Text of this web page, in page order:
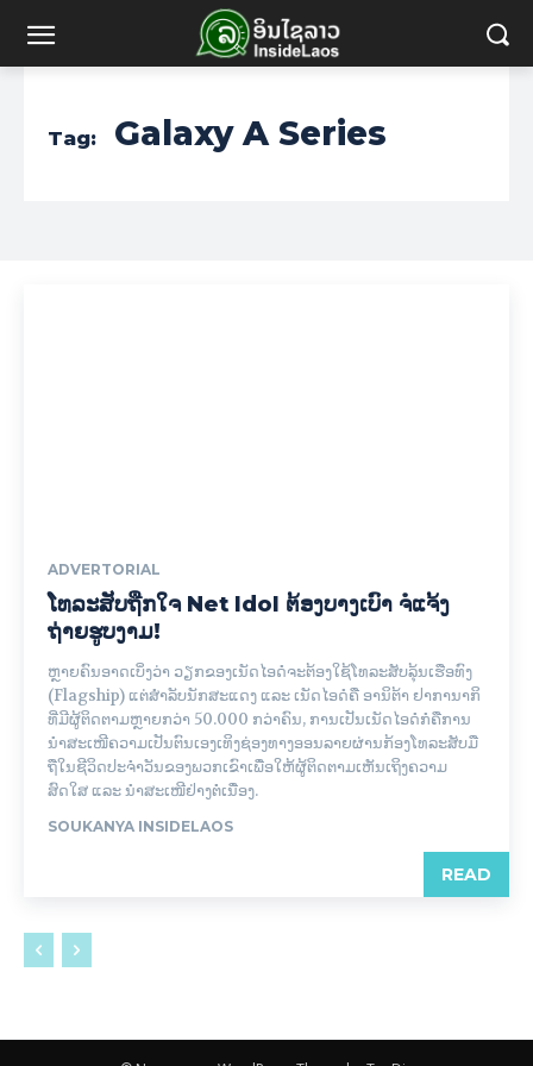
Tag: Galaxy A Series
ADVERTORIAL
ໂທລະສັບຖືກໃຈ Net Idol ຕ້ອງບາງເບົາ ຈໍແຈ້ງ
ຖ່າຍຮູບງາມ!
ຫຼາຍຄົນອາດເບິ່ງວ່າ ວຽກຂອງເນັດໄອດໍຈະຕ້ອງໃຊ້ໂທລະສັບລຸ້ນເຮືອທົງ
(Flagship) ແຕ່ສໍາລັບນັກສະແດງ ແລະ ເນັດໄອດໍຄື ອານິຕ້າ ຢາການາກິ
ທີ່ມີຜູ້ຕິດຕາມຫຼາຍກວ່າ 50.000 ກວ່າຄົນ, ການເປັນເນັດໄອດໍກໍຄືການ
ນໍາສະເໜີຄວາມເປັນຕົນເອງເທິງຊ່ອງທາງອອນລາຍຜ່ານກ້ອງໂທລະສັບມື
ຖືໃນຊີວິດປະຈໍາວັນຂອງພວກເຂົາເພື່ອໃຫ້ຜູ້ຕິດຕາມເຫັນເຖິງຄວາມ
ສົດໃສ ແລະ ນໍາສະເໜີຢ່າງຕໍ່ເນື່ອງ.
SOUKANYA INSIDELAOS
READ